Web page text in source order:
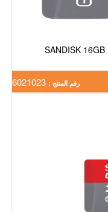
SANDISK
رقم المنتج :